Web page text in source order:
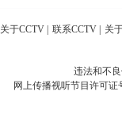
关于CCTV 联系CCTV 关
违法和不
网上传播视听节目许可证